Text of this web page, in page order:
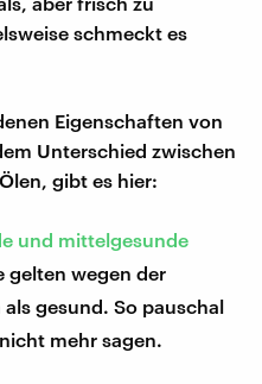
schmeckt es
Eigenschaften von
Unterschied zwischen
gibt es hier:
und mittelgesunde
gelten wegen der
gesund. So pauschal
mehr sagen.